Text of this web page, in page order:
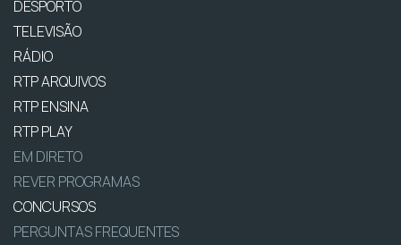
DESPORTO
TELEVISÃO
RÁDIO
RTP ARQUIVOS
RTP ENSINA
RTP PLAY
EM DIRETO
REVER PROGRAMAS
CONCURSOS
PERGUNTAS FREQUENTES